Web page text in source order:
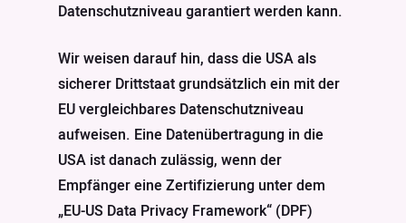
Datenschutzniveau garantiert werden kann.
Wir weisen darauf hin, dass die USA als
sicherer Drittstaat grundsätzlich ein mit der
EU vergleichbares Datenschutzniveau
aufweisen. Eine Datenübertragung in die
USA ist danach zulässig, wenn der
Empfänger eine Zertifizierung unter dem
„EU-US Data Privacy Framework“ (DPF)